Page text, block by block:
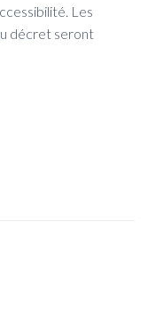
Les
décret seront